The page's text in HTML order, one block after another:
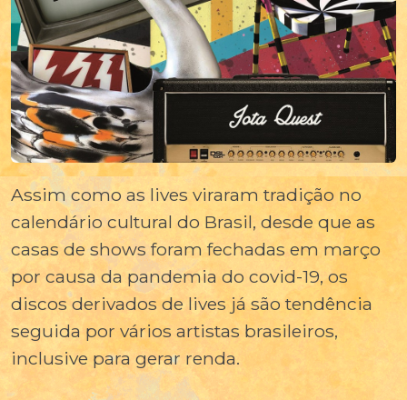
Assim como as lives viraram tradição no
calendário cultural do Brasil, desde que as
casas de shows foram fechadas em março
por causa da pandemia do covid-19, os
discos derivados de lives já são tendência
seguida por vários artistas brasileiros,
inclusive para gerar renda.